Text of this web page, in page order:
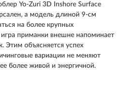
Yo-Zuri 3D Inshore Surface
а модель длиной 9-см
на более крупных
игра приманки внешне напоминает
Этим объясняется успех
вариации не меняют
более живой и энергичной.